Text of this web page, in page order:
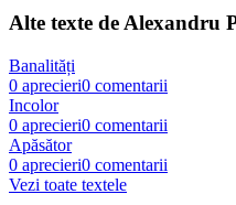
Alte texte de Alexandru
Banalități
0 aprecieri0 comentarii
Incolor
0 aprecieri0 comentarii
Apăsător
0 aprecieri0 comentarii
Vezi toate textele